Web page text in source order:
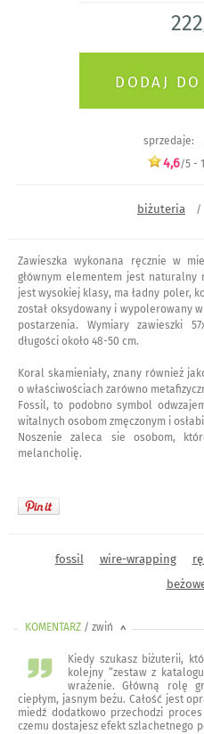
222
sprzedaje:
4,6/5 -
biżuteria /
Zawieszka wykonana ręcznie w
głównym elementem jest naturalny
jest wysokiej klasy, ma ładny poler,
został oksydowany i wypolerowany
postarzenia. Wymiary zawieszki
długości około 48-50 cm.
Koral skamieniały, znany również
o właściwościach zarówno
Fossil, to podobno symbol
witalnych osobom zmęczonym i
Noszenie zaleca sie osobom,
melancholię.
fossil wire-wrapping
KOMENTARZ / zwiń <
Kiedy szukasz biżuterii,
kolejny “zestaw z
wrażenie. Główną rolę
ciepłym, jasnym beżu. Całość jest
miedź dodatkowo przechodzi
czemu dostajesz efekt szlachetnego